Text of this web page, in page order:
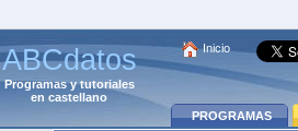
ABCdatos
Programasytutoriales
en castellano
Inicio
PROGRAMAS